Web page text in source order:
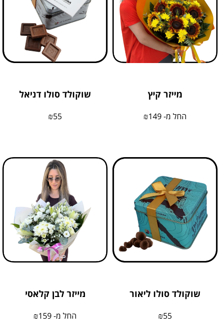
מייזר קיץ
החל מ- ₪149
שוקולד סולו דניאל
₪55
שוקולד סולו ליאור
₪55
מייזר לבן קלאסי
החל מ- ₪159